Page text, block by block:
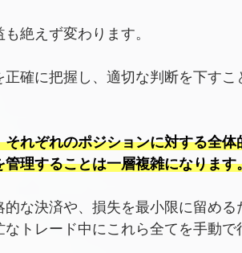
絶えず変わります。
確に把握し、適切な判断を下すこ
れぞれのポジションに対する全体
理することは一層複雑になります
な決済や、損失を最小限に留める
トレード中にこれら全てを手動で